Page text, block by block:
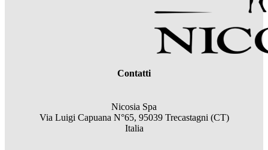
Contatti
Nicosia Spa
Via Luigi Capuana N°65, 95039 Trecastagni (CT)
Italia